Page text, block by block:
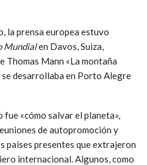
la prensa europea estuvo
Mundialen Davos, Suiza,
Thomas Mann «La montaña
se desarrollaba en Porto Alegre
fue «cómo salvar el planeta»,
de autopromoción y
países presentes que extrajeron
internacional. Algunos, como